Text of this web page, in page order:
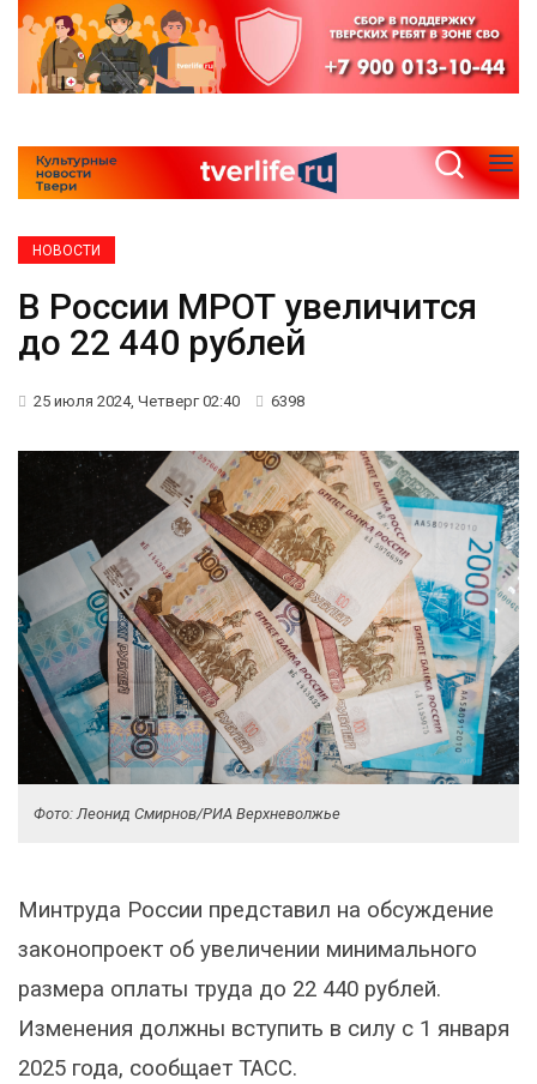
НОВОСТИ
В России МРОТ увеличится
до 22 440 рублей
25 июля 2024, Четверг 02:40 6398
Фото: Леонид Смирнов/РИА Верхневолжье
Минтруда России представил на обсуждение
законопроект об увеличении минимального
размера оплаты труда до 22 440 рублей.
Изменения должны вступить в силу с 1 января
2025 года, сообщает ТАСС.